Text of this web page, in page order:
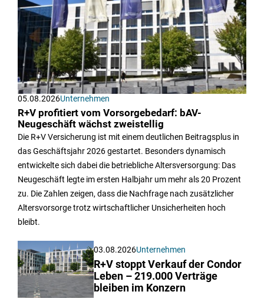
05.08.2026Unternehmen
R+V profitiert vom Vorsorgebedarf: bAV-
Neugeschäft wächst zweistellig
Die R+V Versicherung ist mit einem deutlichen Beitragsplus in
das Geschäftsjahr 2026 gestartet. Besonders dynamisch
entwickelte sich dabei die betriebliche Altersversorgung: Das
Neugeschäft legte im ersten Halbjahr um mehr als 20 Prozent
zu. Die Zahlen zeigen, dass die Nachfrage nach zusätzlicher
Altersvorsorge trotz wirtschaftlicher Unsicherheiten hoch
bleibt.
03.08.2026Unternehmen
R+V stoppt Verkauf der Condor
Leben – 219.000 Verträge
bleiben im Konzern